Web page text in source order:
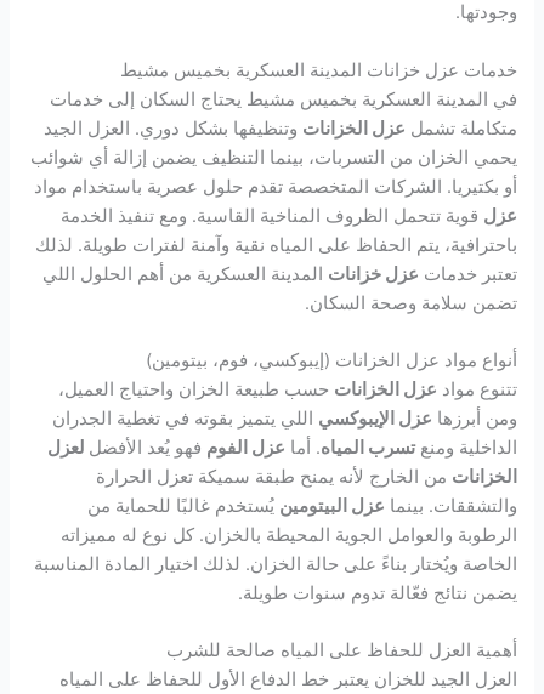
وجودتها.
خدمات عزل خزانات المدينة العسكرية بخميس مشيط
في المدينة العسكرية بخميس مشيط يحتاج السكان إلى خدمات
متكاملة تشمل عزل الخزانات وتنظيفها بشكل دوري. العزل الجيد
يحمي الخزان من التسربات، بينما التنظيف يضمن إزالة أي شوائب
أو بكتيريا. الشركات المتخصصة تقدم حلول عصرية باستخدام مواد
عزل قوية تتحمل الظروف المناخية القاسية. ومع تنفيذ الخدمة
باحترافية، يتم الحفاظ على المياه نقية وآمنة لفترات طويلة. لذلك
تعتبر خدمات عزل خزانات المدينة العسكرية من أهم الحلول اللي
تضمن سلامة وصحة السكان.
أنواع مواد عزل الخزانات (إيبوكسي، فوم، بيتومين)
تتنوع مواد عزل الخزانات حسب طبيعة الخزان واحتياج العميل،
ومن أبرزها عزل الإيبوكسي اللي يتميز بقوته في تغطية الجدران
الداخلية ومنعتسرب المياه. أما عزل الفوم فهو يُعد الأفضل لعزل
الخزانات من الخارج لأنه يمنح طبقة سميكة تعزل الحرارة
والتشققات. بينما عزل البيتومين يُستخدم غالبًا للحماية من
الرطوبة والعوامل الجوية المحيطة بالخزان. كل نوع له مميزاته
الخاصة ويُختار بناءً على حالة الخزان. لذلك اختيار المادة المناسبة
يضمن نتائج فعّالة تدوم سنوات طويلة.
أهمية العزل للحفاظ على المياه صالحة للشرب
العزل الجيد للخزان يعتبر خط الدفاع الأول للحفاظ على المياه